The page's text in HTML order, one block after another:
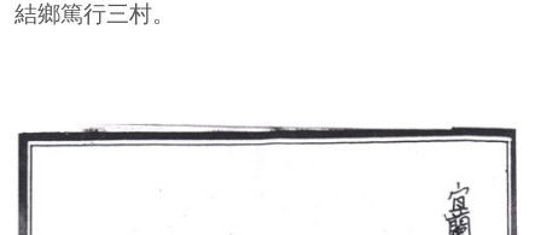
結鄉篤行三村。